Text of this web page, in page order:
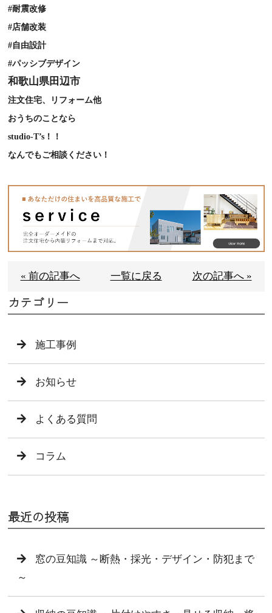
#耐震改修
#店舗改装
#自由設計
#パッシブデザイン
和歌山県田辺市
注文住宅、リフォーム他
おうちのことなら
studio-T’s！！
なんでもご相談ください！
« 前の記事へ 一覧に戻る 次の記事へ »
カテゴリー
施工事例
お知らせ
よくある質問
コラム
最近の投稿
窓の豆知識 ～断熱・採光・デザイン・防犯まで
～